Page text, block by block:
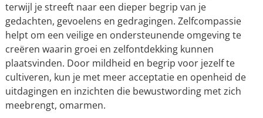
terwijl je streeft naar een dieper begrip van je
gedachten, gevoelens en gedragingen. Zelfcompassie
helpt om een veilige en ondersteunende omgeving te
creëren waarin groei en zelfontdekking kunnen
plaatsvinden. Door mildheid en begrip voor jezelf te
cultiveren, kun je met meer acceptatie en openheid de
uitdagingen en inzichten die bewustwording met zich
meebrengt, omarmen.